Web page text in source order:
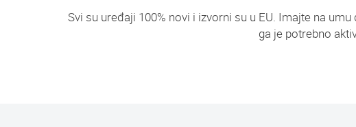
Svi su uređaji 100% novi i izvorni su u EU. Imajte na
ga je potrebno